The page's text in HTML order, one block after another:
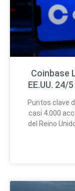
Coinbase
EE.UU. 24/
Puntos clave
casi 4.000
del Reino